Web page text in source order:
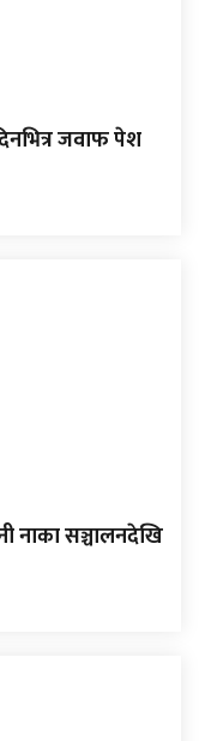
जवाफ पेश
नाका सञ्चालनदेखि